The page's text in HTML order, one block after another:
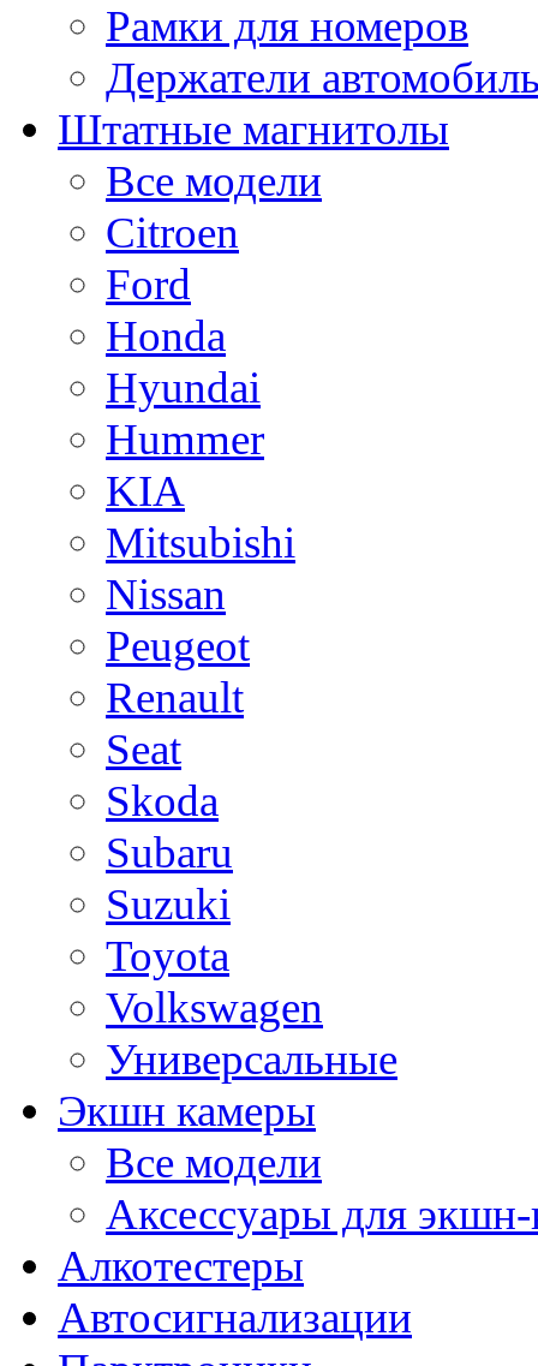
Рамки для номеров
Держатели
Штатные магнитолы
Все модели
Citroen
Ford
Honda
Hyundai
Hummer
KIA
Mitsubishi
Nissan
Peugeot
Renault
Seat
Skoda
Subaru
Suzuki
Toyota
Volkswagen
Универсальные
Экшн камеры
Все модели
Аксессуары для
Алкотестеры
Автосигнализации